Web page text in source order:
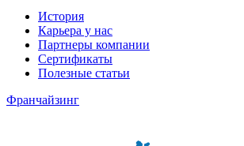
История
Карьера у нас
Партнеры компании
Сертификаты
Полезные статьи
Франчайзинг